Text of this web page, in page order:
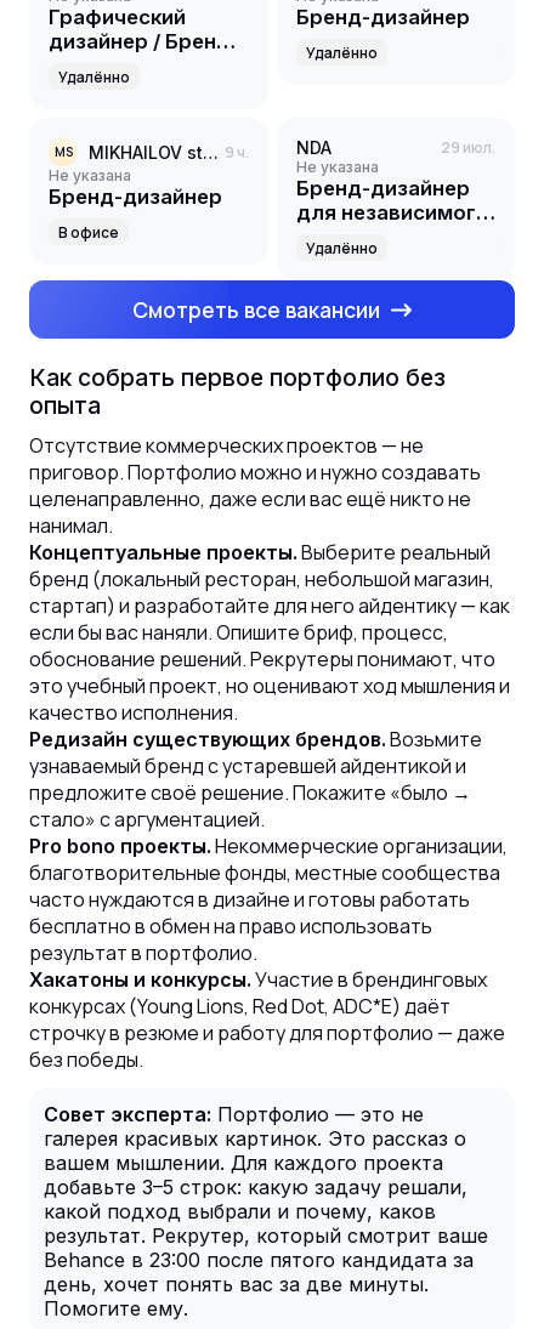
Графический
дизайнер / Бренд-
дизайнер
Удалённо
Бренд-дизайнер
Удалённо
MS MIKHAILOV studio 9 ч.
Не указана
Бренд-дизайнер
В офисе
NDA 29 июл.
Не указана
Бренд-дизайнер
для независимого
издателя игр
Удалённо
Смотреть все вакансии
Как собрать первое портфолио без
опыта
Отсутствие коммерческих проектов — не
приговор. Портфолио можно и нужно создавать
целенаправленно, даже если вас ещё никто не
нанимал.
Концептуальные проекты. Выберите реальный
бренд (локальный ресторан, небольшой магазин,
стартап) и разработайте для него айдентику — как
если бы вас наняли. Опишите бриф, процесс,
обоснование решений. Рекрутеры понимают, что
это учебный проект, но оценивают ход мышления и
качество исполнения.
Редизайн существующих брендов. Возьмите
узнаваемый бренд с устаревшей айдентикой и
предложите своё решение. Покажите «было →
стало» с аргументацией.
Pro bono проекты. Некоммерческие организации,
благотворительные фонды, местные сообщества
часто нуждаются в дизайне и готовы работать
бесплатно в обмен на право использовать
результат в портфолио.
Хакатоны и конкурсы. Участие в брендинговых
конкурсах (Young Lions, Red Dot, ADC*E) даёт
строчку в резюме и работу для портфолио — даже
без победы.
Совет эксперта: Портфолио — это не
галерея красивых картинок. Это рассказ о
вашем мышлении. Для каждого проекта
добавьте 3–5 строк: какую задачу решали,
какой подход выбрали и почему, каков
результат. Рекрутер, который смотрит ваше
Behance в 23:00 после пятого кандидата за
день, хочет понять вас за две минуты.
Помогите ему.